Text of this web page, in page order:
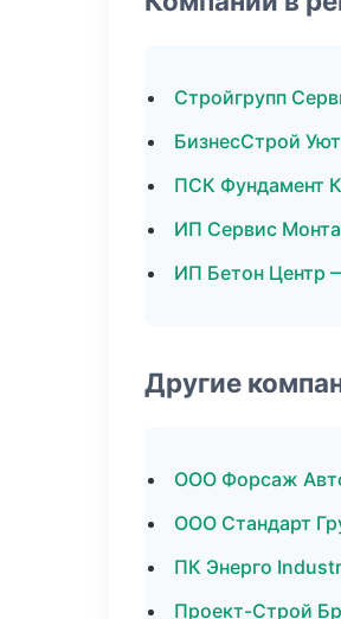
Стройгрупп
БизнесСтрой
ПСК Фундамент
ИП Сервис
ИП Бетон Центр
Другие
ООО Форсаж
ООО Стандарт
ПК Энерго
Проект-Строй